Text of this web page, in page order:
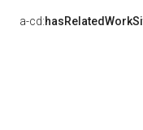
a-cd: